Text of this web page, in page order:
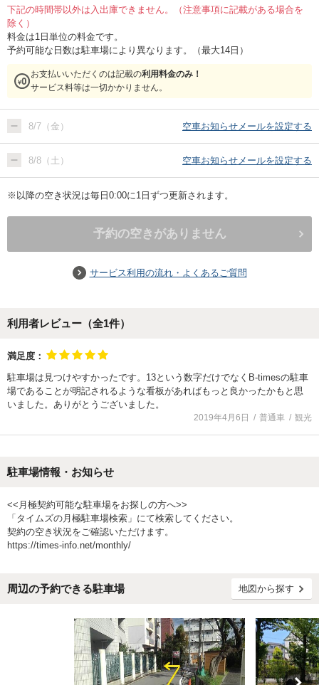
下記の時間帯以外は入出庫できません。（注意事項に記載がある場合を
除く）
料金は1日単位の料金です。
予約可能な日数は駐車場により異なります。（最大14日）
お支払いいただくのは記載の利用料金のみ！
サービス料等は一切かかりません。
8/7（金） 空車お知らせメールを設定する
8/8（土） 空車お知らせメールを設定する
※以降の空き状況は毎日0:00に1日ずつ更新されます。
予約の空きがありません
サービス利用の流れ・よくあるご質問
利用者レビュー（全1件）
満足度：
駐車場は見つけやすかったです。13という数字だけでなくB-timesの駐車
場であることが明記されるような看板があればもっと良かったかもと思
いました。ありがとうございました。
2019年4月6日 普通車 観光
駐車場情報・お知らせ
<<月極契約可能な駐車場をお探しの方へ>>
「タイムズの月極駐車場検索」にて検索してください。
契約の空き状況をご確認いただけます。
https://times-info.net/monthly/
周辺の予約できる駐車場 地図から探す